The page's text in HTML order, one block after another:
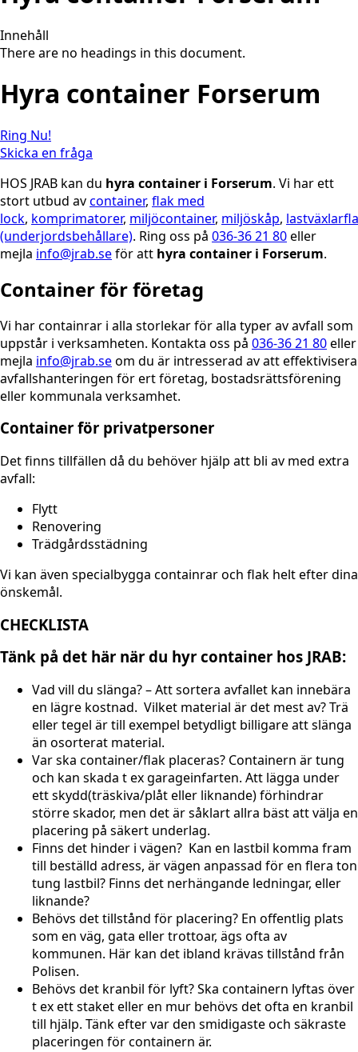
Innehåll
There are no headings in this document.
Hyra container Forserum
Ring Nu!
Skicka en fråga
HOS JRAB kan du hyra container i Forserum. Vi har ett
stort utbud avcontainer, flak med
lock, komprimatorer, miljöcontainer, miljöskåp,
(underjordsbehållare). Ring oss på 036-36 21 80eller
mejla info@jrab.seför att hyra container i Forserum.
Container för företag
Vi har containrar i alla storlekar för alla typer av avfall som
uppstår i verksamheten. Kontakta oss på 036-36 21 80eller
mejla info@jrab.seom du är intresserad av att effektivisera
avfallshanteringen för ert företag, bostadsrättsförening
eller kommunala verksamhet.
Container för privatpersoner
Det finns tillfällen då du behöver hjälp att bli av med extra
avfall:
Flytt
Renovering
Trädgårdsstädning
Vi kan även specialbygga containrar och flak helt efter dina
önskemål.
CHECKLISTA
Tänk på det här när du hyr container hos JRAB:
Vad vill du slänga? – Att sortera avfallet kan innebära
en lägre kostnad. Vilket material är det mest av? Trä
eller tegel är till exempel betydligt billigare att slänga
än osorterat material.
Var ska container/flak placeras? Containern är tung
och kan skada t ex garageinfarten. Att lägga under
ett skydd(träskiva/plåt eller liknande) förhindrar
större skador, men det är såklart allra bäst att välja en
placering på säkert underlag.
Finns det hinder i vägen? Kan en lastbil komma fram
till beställd adress, är vägen anpassad för en flera ton
tung lastbil? Finns det nerhängande ledningar, eller
liknande?
Behövs det tillstånd för placering? En offentlig plats
som en väg, gata eller trottoar, ägs ofta av
kommunen. Här kan det ibland krävas tillstånd från
Polisen.
Behövs det kranbil för lyft? Ska containern lyftas över
t ex ett staket eller en mur behövs det ofta en kranbil
till hjälp. Tänk efter var den smidigaste och säkraste
placeringen för containern är.